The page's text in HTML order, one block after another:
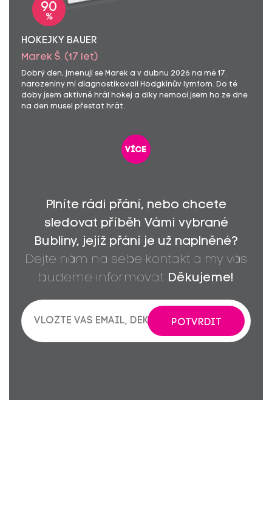
90
%
HOKEJKY BAUER
Marek Š. (17 let)
Dobrý den, jmenuji se Marek a v dubnu 2026 na mé 17.
narozeniny mi diagnostikovali Hodgkinův lymfom. Do té
doby jsem aktivně hrál hokej a díky nemoci jsem ho ze dne
na den musel přestat hrát.
více
Plníte rádi přání, nebo chcete
sledovat příběh Vámi vybrané
Bubliny, jejíž přání je už naplněné?
Dejte nám na sebe kontakt a my vás
budeme informovat. Děkujeme!
POTVRDIT